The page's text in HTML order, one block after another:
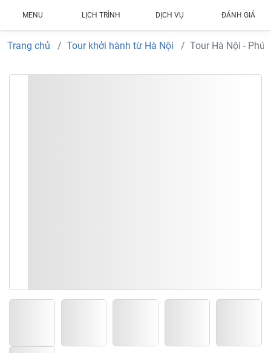
Trang chủ Tour khởi hành từ Hà Nội Tour Hà Nội - Phú
MENU LỊCH TRÌNH DỊCH VỤ ĐÁNH GIÁ